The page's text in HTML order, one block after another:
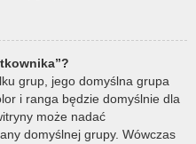
grup, jego domyślna grupa
i ranga będzie domyślnie dla
może nadać
domyślnej grupy. Wówczas